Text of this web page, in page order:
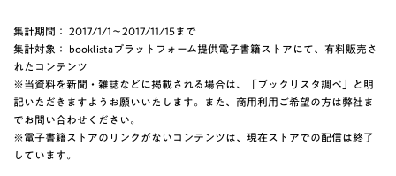
集計期間： 2017/1/1～2017/11/15まで
集計対象： booklistaプラットフォーム提供電子書籍ストアにて、有料販売さ
れたコンテンツ
※当資料を新聞・雑誌などに掲載される場合は、「ブックリスタ調べ」と明
記いただきますようお願いいたします。また、商用利用ご希望の方は弊社ま
でお問い合わせください。
※電子書籍ストアのリンクがないコンテンツは、現在ストアでの配信は終了
しています。